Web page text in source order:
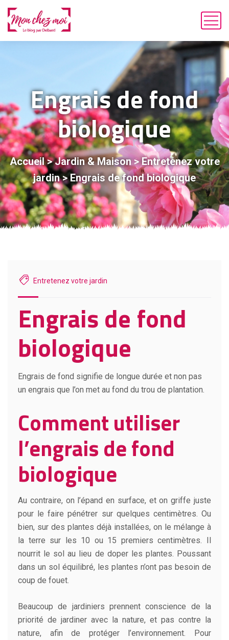
Engrais de fond
biologique
Accueil>Jardin & Maison>Entretenez votre
jardin>Engrais de fond biologique
Entretenez votre jardin
Engrais de fond
biologique
Engrais de fond signifie de longue durée et non pas
un engrais que l’on met au fond du trou de plantation.
Comment utiliser
l’engrais de fond
biologique
Au contraire, on l’épand en surface, et on griffe juste
pour le faire pénétrer sur quelques centimètres. Ou
bien, sur des plantes déjà installées, on le mélange à
la terre sur les 10 ou 15 premiers centimètres. Il
nourrit le sol au lieu de doper les plantes. Poussant
dans un sol équilibré, les plantes n’ont pas besoin de
coup de fouet.
Beaucoup de jardiniers prennent conscience de la
priorité de jardiner avec la nature, et pas contre la
nature, afin de protéger l’environnement. Pour